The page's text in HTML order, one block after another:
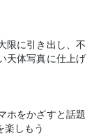
限に引き出し、不
天体写真に仕上げ
ホをかざすと話題
楽しもう